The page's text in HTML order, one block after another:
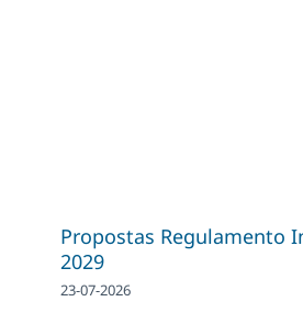
Propostas Regulamento
2029
23-07-2026